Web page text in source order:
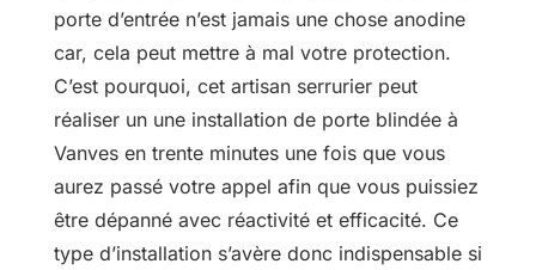
porte d’entrée n’est jamais une chose anodine
car, cela peut mettre à mal votre protection.
C’est pourquoi, cet artisan serrurier peut
réaliser un une installation de porte blindée à
Vanves en trente minutes une fois que vous
aurez passé votre appel afin que vous puissiez
être dépanné avec réactivité et efficacité. Ce
type d’installation s’avère donc indispensable si